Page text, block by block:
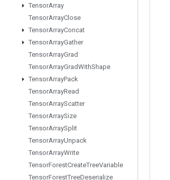
TensorArray
TensorArrayClose
TensorArrayConcat
TensorArrayGather
TensorArrayGrad
TensorArrayGradWithShape
TensorArrayPack
TensorArrayRead
TensorArrayScatter
TensorArraySize
TensorArraySplit
TensorArrayUnpack
TensorArrayWrite
TensorForestCreateTreeVariable
TensorForestTreeDeserialize